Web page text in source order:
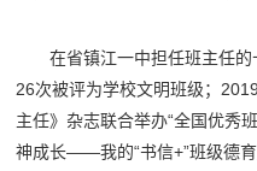
在省镇江一中担任班主任
26次被评为学校文明班级；
主任》杂志联合举办“全国优秀
神成长——我的“书信+”班级德